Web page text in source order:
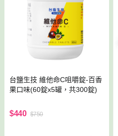
台鹽生技 維他命C咀嚼錠-百香
果口味(60錠x5罐，共300錠)
$440 $750